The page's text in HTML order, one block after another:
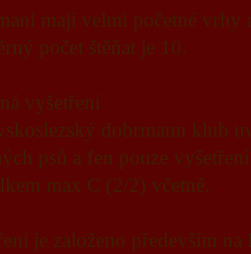
mají velmi početné vrhy
počet štěňat je 10.
vyšetření
dobrmann klub
psů a fen pouze
max C (2/2) včetně.
je založeno především